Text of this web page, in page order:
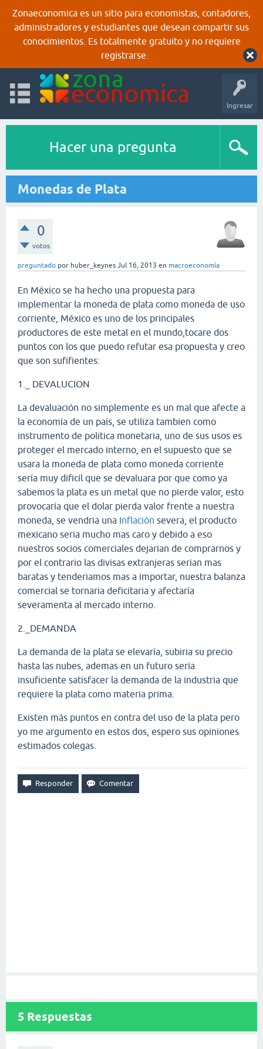
Zonaeconomica es un sitio para economistas, contadores,
administradores y estudiantes que desean compartir sus
conocimientos. Es totalmente gratuito y no requiere
registrarse.
Ingresar
Hacer una pregunta
Monedas de Plata
0
votos
preguntado por huber_keynes Jul 16, 2013 en macroeconomía
En México se ha hecho una propuesta para
implementar la moneda de plata como moneda de uso
corriente, México es uno de los principales
productores de este metal en el mundo,tocare dos
puntos con los que puedo refutar esa propuesta y creo
que son sufifientes:
1._ DEVALUCION
La devaluación no simplemente es un mal que afecte a
la economía de un país, se utiliza tambien como
instrumento de politica monetaria, uno de sus usos es
proteger el mercado interno, en el supuesto que se
usara la moneda de plata como moneda corriente
sería muy dificíl que se devaluara por que como ya
sabemos la plata es un metal que no pierde valor, esto
provocaría que el dolar pierda valor frente a nuestra
moneda, se vendria una Inflación severa, el producto
mexicano seria mucho mas caro y debido a eso
nuestros socios comerciales dejarian de comprarnos y
por el contrario las divisas extranjeras serian mas
baratas y tenderiamos mas a importar, nuestra balanza
comercial se tornaria deficitaria y afectaría
severamenta al mercado interno.
2._DEMANDA
La demanda de la plata se elevaría, subiria su precio
hasta las nubes, ademas en un futuro sería
insuficiente satisfacer la demanda de la industria que
requiere la plata como materia prima.
Existen más puntos en contra del uso de la plata pero
yo me argumento en estos dos, espero sus opiniones
estimados colegas.
5 Respuestas